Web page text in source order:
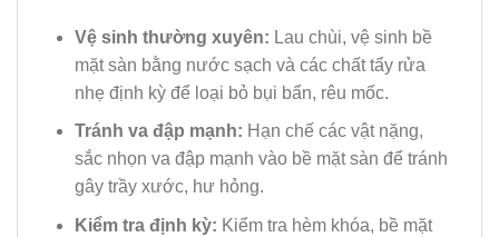
Vệ sinh thường xuyên: Lau chùi, vệ sinh bề
mặt sàn bằng nước sạch và các chất tẩy rửa
nhẹ định kỳ để loại bỏ bụi bẩn, rêu mốc.
Tránh va đập mạnh: Hạn chế các vật nặng,
sắc nhọn va đập mạnh vào bề mặt sàn để tránh
gây trầy xước, hư hỏng.
Kiểm tra định kỳ: Kiểm tra hèm khóa, bề mặt